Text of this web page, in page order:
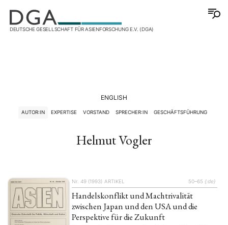
DEUTSCHE GESELLSCHAFT FÜR ASIENFORSCHUNG E.V. (DGA)
ENGLISH
AUTOR:IN EXPERTISE VORSTAND SPRECHER:IN GESCHÄFTSFÜHRUNG
Helmut Vogler
Nr. 49 (1993) ARTIKEL 50–65 {:de}
Handelskonflikt und Machtrivalität
zwischen Japan und den USA und die
Perspektive für die Zukunft